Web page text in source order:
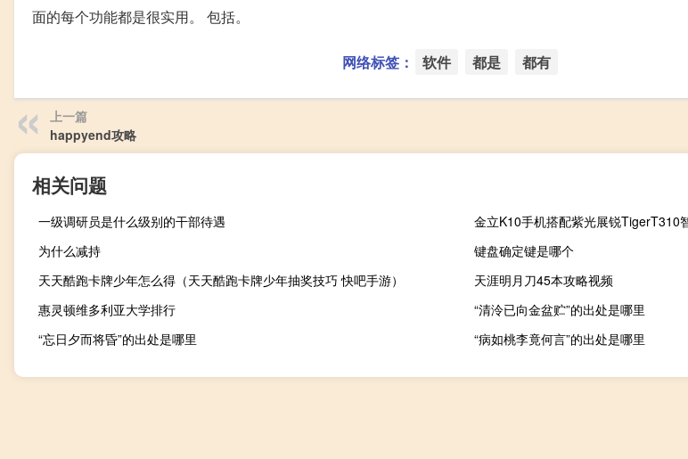
面的每个功能都是很实用。 包括。
网络标签： 软件 都是 都有
上一篇
happyend攻略
相关问题
一级调研员是什么级别的干部待遇
金立K10手机搭配紫光展锐TigerT310
为什么减持
键盘确定键是哪个
天天酷跑卡牌少年怎么得（天天酷跑卡牌少年抽奖技巧 快吧手游）
天涯明月刀45本攻略视频
惠灵顿维多利亚大学排行
“清泠已向金盆贮”的出处是哪里
“忘日夕而将昏”的出处是哪里
“病如桃李竟何言”的出处是哪里